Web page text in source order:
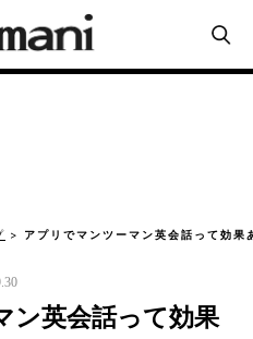
アプリでマンツーマン英会話って効
ン英会話って効果